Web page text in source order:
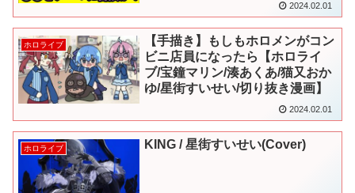
2024.02.01
ホロライブ
【手描き】もしもホロメンがコン
ビニ店員になったら【ホロライ
ブ/宝鐘マリン/湊あくあ/猫又おか
ゆ/星街すいせい/切り抜き漫画】
2024.02.01
ホロライブ KING / 星街すいせい(Cover)